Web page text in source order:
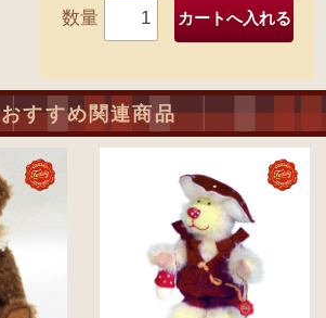
数量
おすすめ関連商品